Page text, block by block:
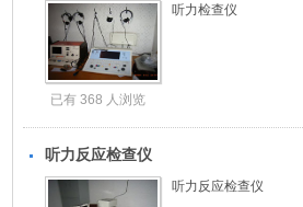
听力检查仪
已有 368 人浏览
听力反应检查仪
听力反应检查仪